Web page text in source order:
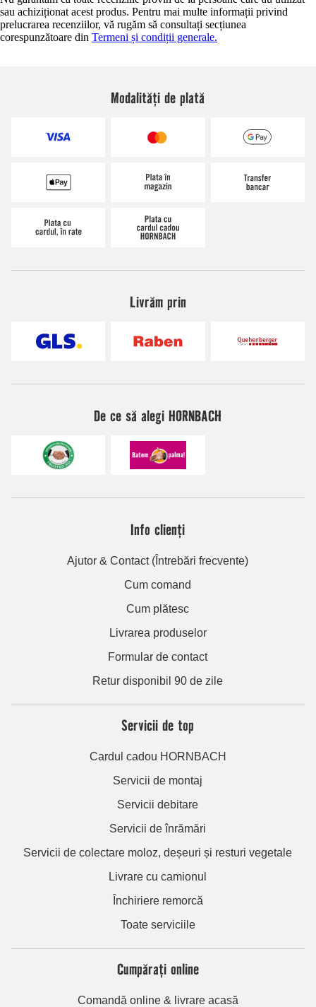
sau achiziționat acest produs. Pentru mai multe informații privind
prelucrarea recenziilor, vă rugăm să consultați secțiunea
corespunzătoare din Termeni și condiții generale.
Modalități de plată
Livrăm prin
De ce să alegi HORNBACH
Info clienți
Ajutor & Contact (Întrebări frecvente)
Cum comand
Cum plătesc
Livrarea produselor
Formular de contact
Retur disponibil 90 de zile
Servicii de top
Cardul cadou HORNBACH
Servicii de montaj
Servicii debitare
Servicii de înrămări
Servicii de colectare moloz, deșeuri și resturi vegetale
Livrare cu camionul
Închiriere remorcă
Toate serviciile
Cumpărați online
Comandă online & livrare acasă